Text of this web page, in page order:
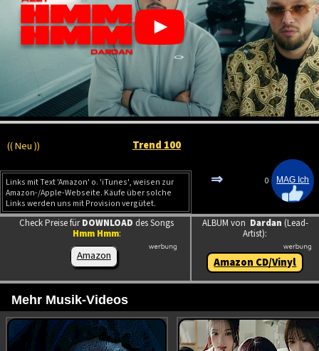
(( Neu )) Trend 100
Links mit Text 'Amazon' o. 'iTunes', weisen zur
Amazon-/Apple-Webseite. Käufe über solche
Links werden uns mit Provision vergütet.
⇒ 0
Check Preise fürDOWNLOAD des Songs
Hmm Hmm:
Amazon
ALBUM von Dardan (Lead-
Artist):
Amazon CD/Vinyl
Mehr Musik-Videos